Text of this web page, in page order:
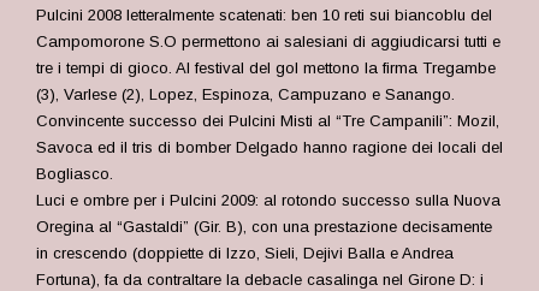
Pulcini 2008 letteralmente scatenati: ben 10 reti sui biancoblu del
Campomorone S.O permettono ai salesiani di aggiudicarsi tutti e
tre i tempi di gioco. Al festival del gol mettono la firma Tregambe
(3), Varlese (2), Lopez, Espinoza, Campuzano e Sanango.
Convincente successo dei Pulcini Misti al “Tre Campanili”: Mozil,
Savoca ed il tris di bomber Delgado hanno ragione dei locali del
Bogliasco.
Luci e ombre per i Pulcini 2009: al rotondo successo sulla Nuova
Oregina al “Gastaldi” (Gir. B), con una prestazione decisamente
in crescendo (doppiette di Izzo, Sieli, Dejivi Balla e Andrea
Fortuna), fa da contraltare la debacle casalinga nel Girone D: i